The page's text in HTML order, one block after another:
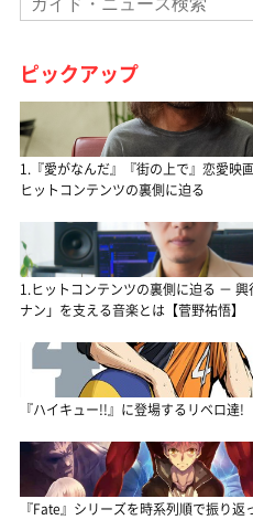
ピックアップ
1.『愛がなんだ』『街の上で』恋愛映
ヒットコンテンツの裏側に迫る
1.ヒットコンテンツの裏側に迫る －
ナン」を支える音楽とは【菅野祐悟】
『ハイキュー!!』に登場するリベロ達!
『Fate』シリーズを時系列順で振り返